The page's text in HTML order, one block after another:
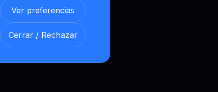
Ver preferencias
Cerrar / Rechazar